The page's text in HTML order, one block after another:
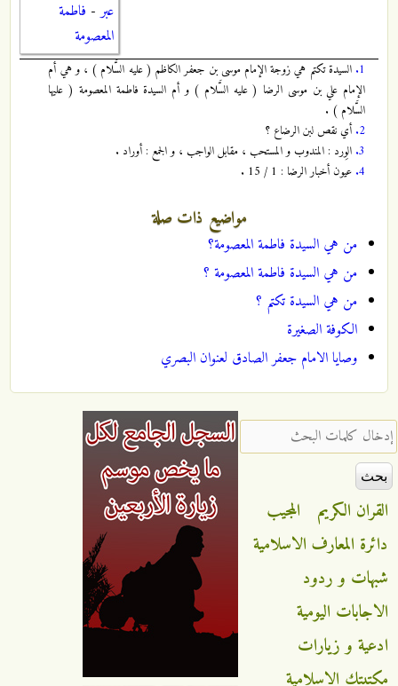
عبر- فاطمة
المعصومة
1. السيدة تكتم هي زوجة الإمام موسى بن جعفر الكاظم ( عليه السَّلام ) ، و هي أم
الإمام علي بن موسى الرضا ( عليه السَّلام ) و أم السيدة فاطمة المعصومة ( عليها
السَّلام ) .
2. أي نقص لبن الرضاع ؟
3. الوِرد : المندوب و المستحب ، مقابل الواجب ، و الجمع : أوراد .
4. عيون أخبار الرضا : 1 / 15 .
مواضيع ذات صلة
من هي السيدة فاطمة المعصومة؟
من هي السيدة فاطمة المعصومة ؟
من هي السيدة تكتم ؟
الكوفة الصغيرة
وصايا الامام جعفر الصادق لعنوان البصري
‏إدخال كلمات البحث ‏
القران الكريم
المجيب
دائرة المعارف الاسلامية
شبهات و ردود
الاجابات اليومية
ادعية و زيارات
مكتبتك الاسلامية